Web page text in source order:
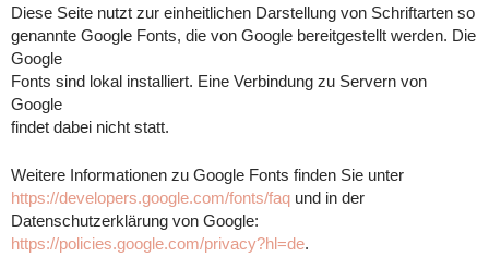
Diese Seite nutzt zur einheitlichen Darstellung von Schriftarten so
genannte Google Fonts, die von Google bereitgestellt werden. Die
Google
Fonts sind lokal installiert. Eine Verbindung zu Servern von
Google
findet dabei nicht statt.
Weitere Informationen zu Google Fonts finden Sie unter
https://developers.google.com/fonts/faq und in der
Datenschutzerklärung von Google:
https://policies.google.com/privacy?hl=de.